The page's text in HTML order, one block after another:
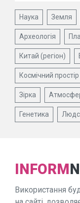
Наука Земля
Археологія
Китай (регіон)
Космічний простір
Зірка
Генетика
INFORM
Використання